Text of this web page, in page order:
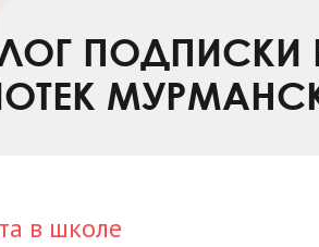
ПОДПИСКИ
в школе